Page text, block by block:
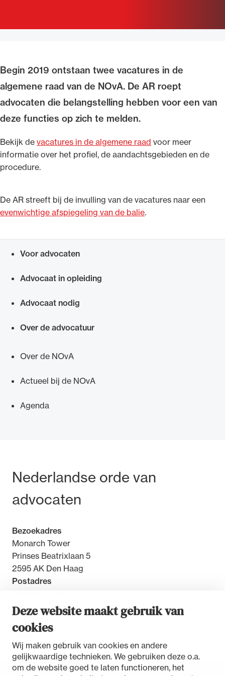
Deze website maakt gebruik van
cookies
Wij maken gebruik van cookies en andere
gelijkwaardige technieken. We gebruiken deze o.a.
om de website goed te laten functioneren, het
Begin 2019 ontstaan twee vacatures in de
algemene raad van de NOvA. De AR roept
advocaten die belangstelling hebben voor een van
deze functies op zich te melden.
Bekijk de vacatures in de algemene raad voor meer
informatie over het profiel, de aandachtsgebieden en de
procedure.
De AR streeft bij de invulling van de vacatures naar een
evenwichtige afspiegeling van de balie.
Voor advocaten
Advocaat in opleiding
Advocaat nodig
Over de advocatuur
Over de NOvA
Actueel bij de NOvA
Agenda
Bezoek- en postadres
Nederlandse orde van
advocaten
Bezoekadres
Monarch Tower
Prinses Beatrixlaan 5
2595 AK Den Haag
Postadres
2500 GW Den Haag
Van de Advocatenwet tot de Verordening op
de advocatuur (Voda) en de Regeling op de
Ondersteuning voor advocaten bij hun
beroepsuitoefening: van de advocatenpas tot
geheimhoudernummers.